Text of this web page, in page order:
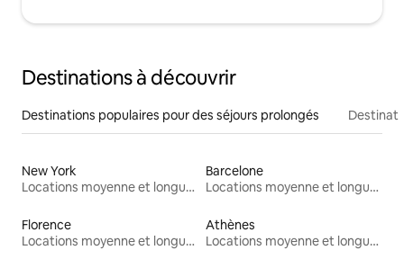
Destinations à découvrir
Destinations populaires pour des séjours prolongés
New York
Locations moyenne et longue durée
Barcelone
Locations moyenne et longue durée
Florence
Locations moyenne et longue durée
Athènes
Locations moyenne et longue durée